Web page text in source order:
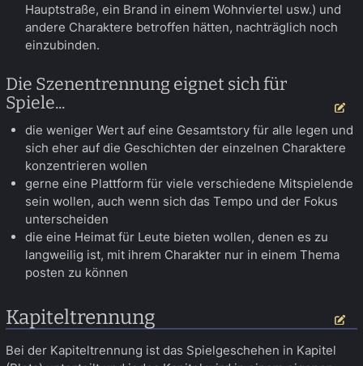
Hauptstraße, ein Brand in einem Wohnviertel usw.) und
andere Charaktere betroffen hätten, nachträglich noch
einzubinden.
Die Szenentrennung eignet sich für
Spiele...
die weniger Wert auf eine Gesamtstory für alle legen und
sich eher auf die Geschichten der einzelnen Charaktere
konzentrieren wollen
gerne eine Plattform für viele verschiedene Mitspielende
sein wollen, auch wenn sich das Tempo und der Fokus
unterscheiden
die eine Heimat für Leute bieten wollen, denen es zu
langweilig ist, mit ihrem Charakter nur in einem Thema
posten zu können
Kapiteltrennung
Bei der Kapiteltrennung ist das Spielgeschehen in Kapitel